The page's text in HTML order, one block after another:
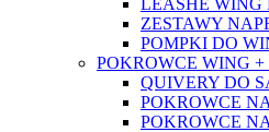
LEASHE WING
ZESTAWY
POMPKI DO
POKROWCE WING +
QUIVERY DO
POKROWCE
POKROWCE